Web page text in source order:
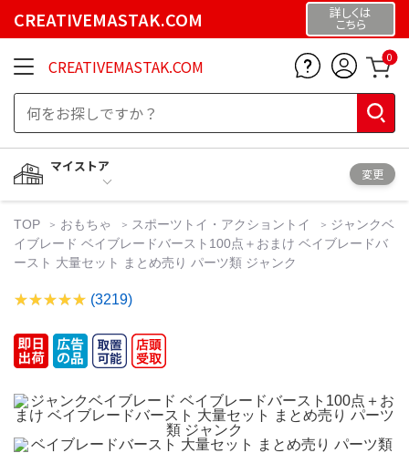
CREATIVEMASTAK.COM 詳しくは
こちら
CREATIVEMASTAK.COM 0
マイストア
変更
TOP おもちゃ スポーツトイ・アクショントイ
ジャンクベ
イブレード ベイブレードバースト100点＋おまけ ベイブレードバ
ースト 大量セット まとめ売り パーツ類 ジャンク
(3219)